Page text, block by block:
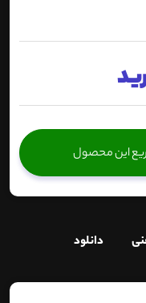
این محصول
دانلود